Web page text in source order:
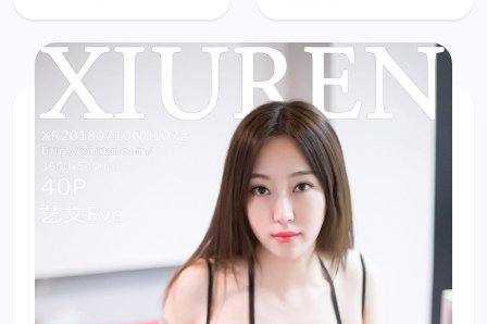
mẫu Yang
Chen
晨晨sugar)
No.1204:
Người
mẫu Xue
Li (雪莉)